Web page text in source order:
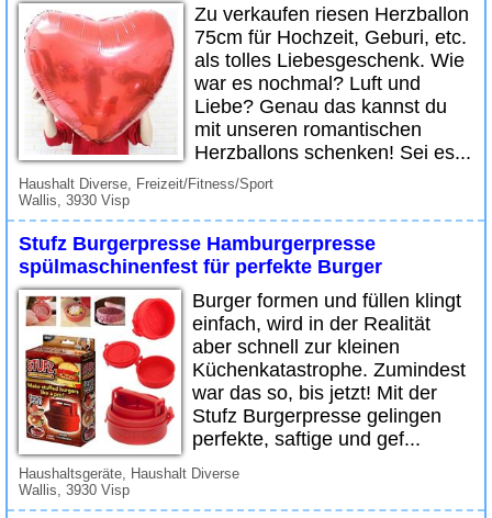
Zu verkaufen riesen Herzballon
75cm für Hochzeit, Geburi, etc.
als tolles Liebesgeschenk. Wie
war es nochmal? Luft und
Liebe? Genau das kannst du
mit unseren romantischen
Herzballons schenken! Sei es...
Haushalt Diverse, Freizeit/Fitness/Sport
Wallis, 3930 Visp
Stufz Burgerpresse Hamburgerpresse
spülmaschinenfest für perfekte Burger
Burger formen und füllen klingt
einfach, wird in der Realität
aber schnell zur kleinen
Küchenkatastrophe. Zumindest
war das so, bis jetzt! Mit der
Stufz Burgerpresse gelingen
perfekte, saftige und gef...
Haushaltsgeräte, Haushalt Diverse
Wallis, 3930 Visp